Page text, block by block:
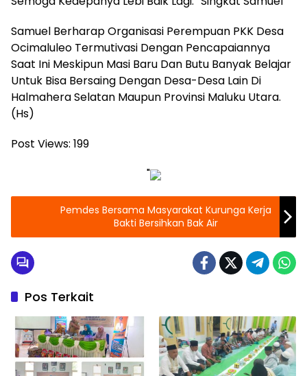
Samuel Berharap Organisasi Perempuan PKK Desa
Ocimaluleo Termutivasi Dengan Pencapaiannya
Saat Ini Meskipun Masi Baru Dan Butu Banyak Belajar
Untuk Bisa Bersaing Dengan Desa-Desa Lain Di
Halmahera Selatan Maupun Provinsi Maluku Utara.
(Hs)
Post Views: 199
"
Pemdes Bersama Masyarakat Kurunga Kerja
Bakti Bersihkan Bak Air
Pos Terkait